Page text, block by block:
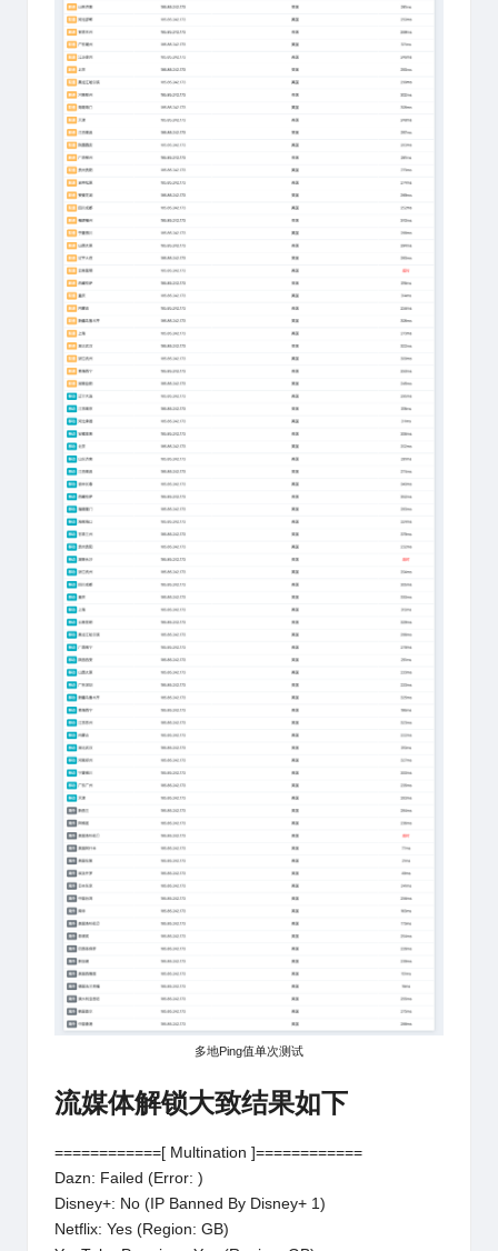
多地Ping值单次测试
流媒体解锁大致结果如下
============[ Multination ]============
Dazn: Failed (Error: )
Disney+: No (IP Banned By Disney+ 1)
Netflix: Yes (Region: GB)